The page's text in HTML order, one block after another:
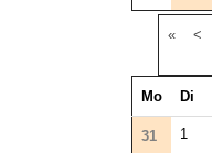
« <
Mo Di
31 1